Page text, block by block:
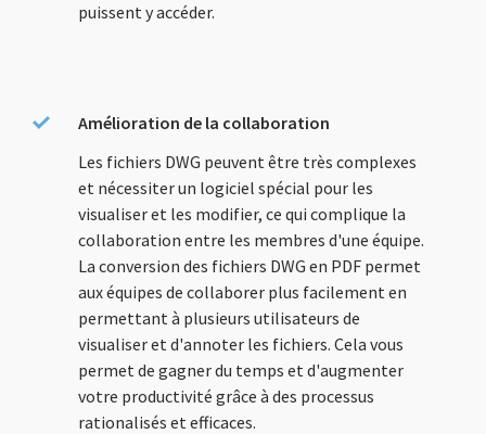
puissent y accéder.
Amélioration de la collaboration
Les fichiers DWG peuvent être très complexes
et nécessiter un logiciel spécial pour les
visualiser et les modifier, ce qui complique la
collaboration entre les membres d'une équipe.
La conversion des fichiers DWG en PDF permet
aux équipes de collaborer plus facilement en
permettant à plusieurs utilisateurs de
visualiser et d'annoter les fichiers. Cela vous
permet de gagner du temps et d'augmenter
votre productivité grâce à des processus
rationalisés et efficaces.